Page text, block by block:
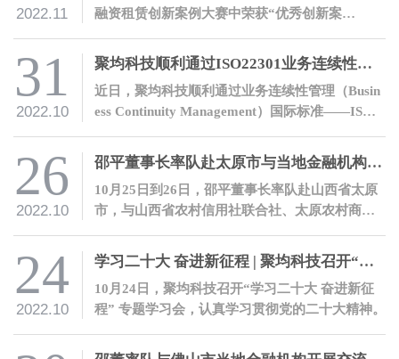
2022.11
融资租赁创新案例大赛中荣获“优秀创新案
31
2022.10
聚均科技顺利通过ISO22301业务连续性管理体系认证
近日，聚均科技顺利通过业务连续性管理（Busin
ess Continuity Management）国际标准——ISO2
26
2022.10
邵平董事长率队赴太原市与当地金融机构开展交流
10月25日到26日，邵平董事长率队赴山西省太原
市，与山西省农村信用社联合社、太原农村商业
商银行股份有限公司等金融机构开展交流。
24
2022.10
学习二十大 奋进新征程 | 聚均科技召开“党的二十大会议精神”专题学习会
10月24日，聚均科技召开“学习二十大 奋进新征
程” 专题学习会，认真学习贯彻党的二十大精神。